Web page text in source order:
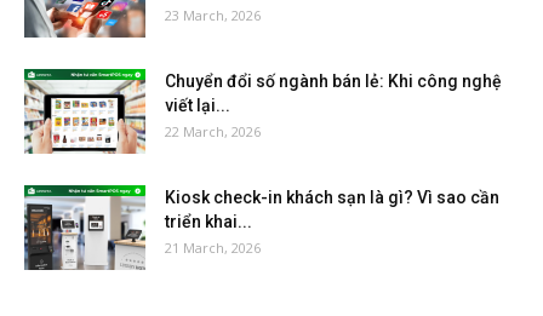
23 March, 2026
Chuyển đổi số ngành bán lẻ: Khi công nghệ
viết lại...
22 March, 2026
Kiosk check-in khách sạn là gì? Vì sao cần
triển khai...
21 March, 2026